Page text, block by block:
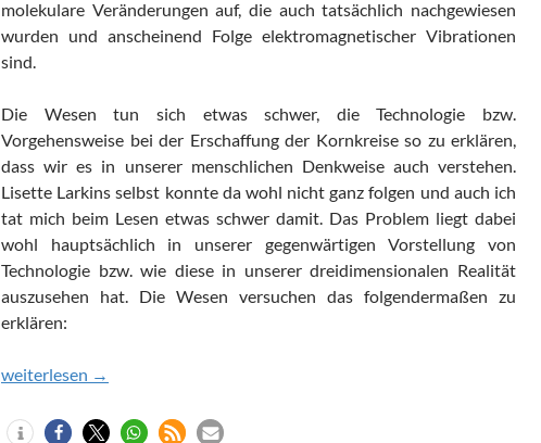
molekulare Veränderungen auf, die auch tatsächlich nachgewiesen
wurden und anscheinend Folge elektromagnetischer Vibrationen
sind.
Die Wesen tun sich etwas schwer, die Technologie bzw.
Vorgehensweise bei der Erschaffung der Kornkreise so zu erklären,
dass wir es in unserer menschlichen Denkweise auch verstehen.
Lisette Larkins selbst konnte da wohl nicht ganz folgen und auch ich
tat mich beim Lesen etwas schwer damit. Das Problem liegt dabei
wohl hauptsächlich in unserer gegenwärtigen Vorstellung von
Technologie bzw. wie diese in unserer dreidimensionalen Realität
auszusehen hat. Die Wesen versuchen das folgendermaßen zu
erklären:
Teil 7: Crop Circles
weiterlesen →